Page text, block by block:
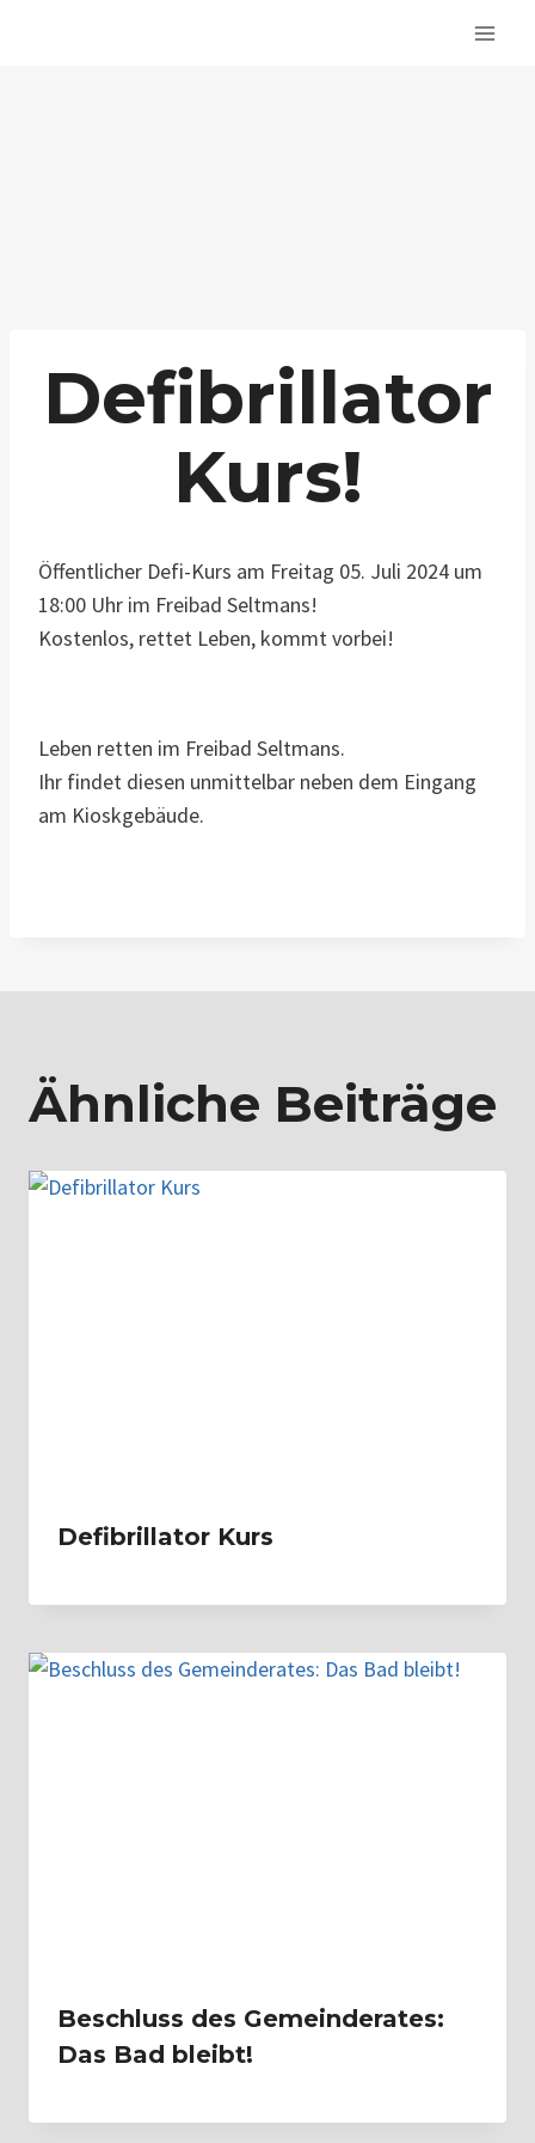
Defibrillator
Kurs!
Öffentlicher Defi-Kurs am Freitag 05. Juli 2024 um
18:00 Uhr im Freibad Seltmans!
Kostenlos, rettet Leben, kommt vorbei!
Leben retten im Freibad Seltmans.
Ihr findet diesen unmittelbar neben dem Eingang
am Kioskgebäude.
Ähnliche Beiträge
Defibrillator Kurs
Beschluss des Gemeinderates:
Das Bad bleibt!